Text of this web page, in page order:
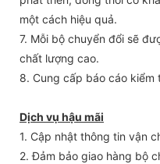
một cách hiệu quả.
7. Mỗi bộ chuyển đổi sẽ
chất lượng cao.
8. Cung cấp báo cáo kiểm
Dịch vụ hậu mãi
1. Cập nhật thông tin vận
2. Đảm bảo giao hàng bộ